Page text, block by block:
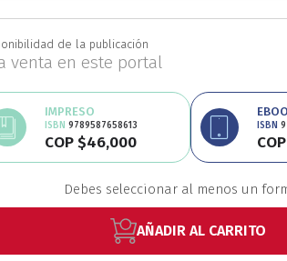
paz
Derecho
Educación
Física
de la publicación
venta en este portal
IMPRESO
ISBN 9789587658613
COP $46,000
ISBN
Debes seleccionar al menos un
AÑADIR AL CARRITO